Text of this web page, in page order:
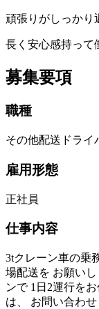
頑張りがしっかり
長く安心感持って
募集要項
職種
その他配送ドライ
雇用形態
正社員
仕事内容
3tクレーン車の乗
場配送を お願い
ンで 1日2運行を
は、 お問い合わ